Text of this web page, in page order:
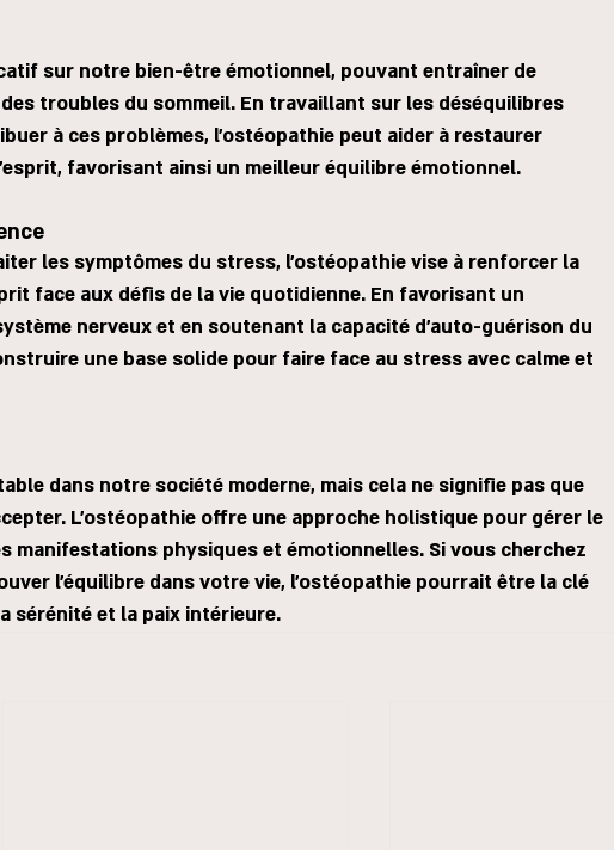
sur notre bien-être émotionnel, pouvant entraîner de
troubles du sommeil. En travaillant sur les déséquilibres
à ces problèmes, l'ostéopathie peut aider à restaurer
favorisant ainsi un meilleur équilibre émotionnel.
les symptômes du stress, l'ostéopathie vise à renforcer la
face aux défis de la vie quotidienne. En favorisant un
nerveux et en soutenant la capacité d'auto-guérison du
une base solide pour faire face au stress avec calme et
dans notre société moderne, mais cela ne signifie pas que
L'ostéopathie offre une approche holistique pour gérer le
manifestations physiques et émotionnelles. Si vous cherchez
l'équilibre dans votre vie, l'ostéopathie pourrait être la clé
sérénité et la paix intérieure.